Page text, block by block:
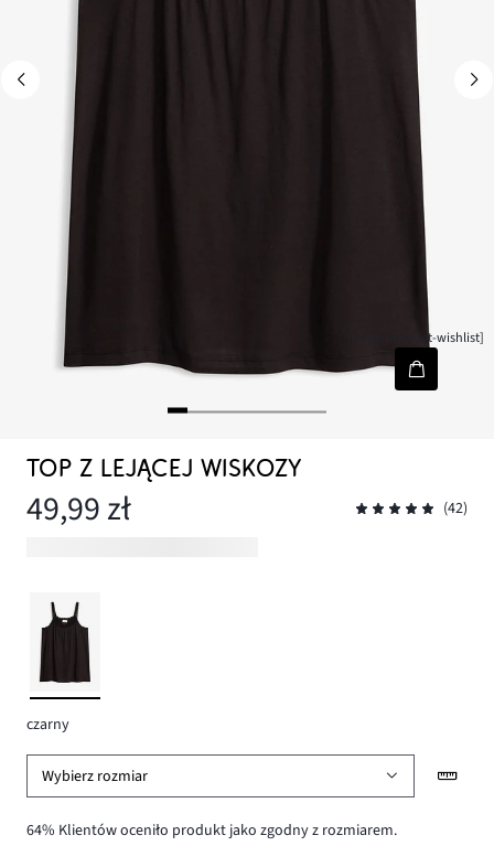
[node-product-wishlist]
TOP Z LEJĄCEJ WISKOZY
49,99 zł (42)
czarny
Wybierz rozmiar
64% Klientów oceniło produkt jako zgodny z rozmiarem.